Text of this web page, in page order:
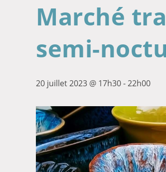
Marché
semi-
20 juillet 2023 @ 17h30-22h00